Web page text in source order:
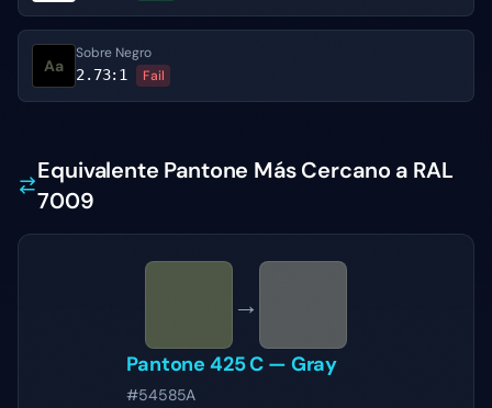
Aa
Sobre Negro
2.73:1 Fail
Equivalente Pantone Más Cercano a RAL
7009
→
Pantone 425 C — Gray
#54585A